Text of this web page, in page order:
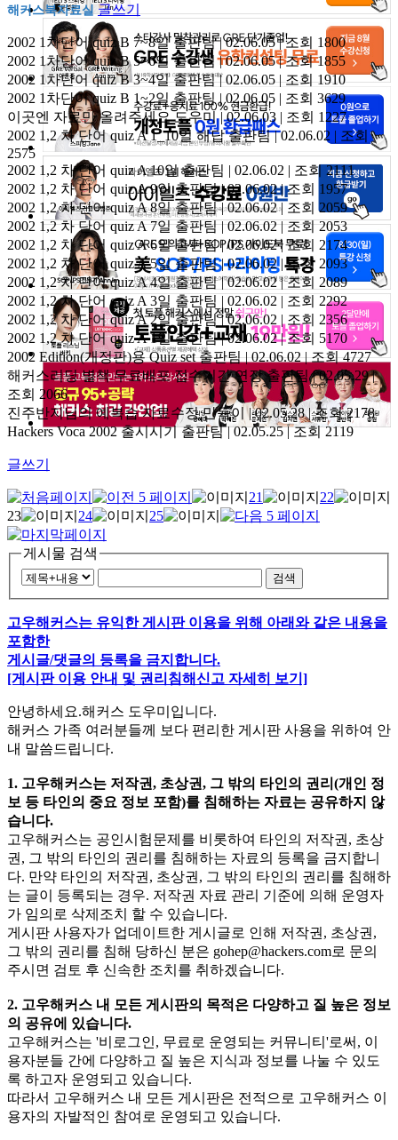
해커스북자료실 글쓰기
2002 1차단어 quiz B 7~8일출판팀 | 02.06.05 | 조회 1800
2002 1차단어 quiz B 5~6일출판팀 | 02.06.05 | 조회 1855
2002 1차단어 quiz B 3~4일출판팀 | 02.06.05 | 조회 1910
2002 1차단어 quiz B 1~2일출판팀 | 02.06.05 | 조회 3629
이곳엔 자료만 올려주세요도우미 | 02.06.03 | 조회 1227
2002 1,2 차 단어 quiz A 1_10일 해답출판팀 | 02.06.02 | 조회
2575
2002 1,2 차 단어 quiz A 10일출판팀 | 02.06.02 | 조회 2111
2002 1,2 차 단어 quiz A 9일출판팀 | 02.06.02 | 조회 1957
2002 1,2 차 단어 quiz A 8일출판팀 | 02.06.02 | 조회 2059
2002 1,2 차 단어 quiz A 7일출판팀 | 02.06.02 | 조회 2053
2002 1,2 차 단어 quiz A 6일출판팀 | 02.06.02 | 조회 2174
2002 1,2 차 단어 quiz A 5일출판팀 | 02.06.02 | 조회 2093
2002 1,2 차 단어 quiz A 4일출판팀 | 02.06.02 | 조회 2089
2002 1,2 차 단어 quiz A 3일 출판팀 | 02.06.02 | 조회 2292
2002 1,2 차 단어 quiz A 2일출판팀 | 02.06.02 | 조회 2356
2002 1,2 차 단어 quiz A 1일출판팀 | 02.06.02 | 조회 5170
2002 Edition(개정판)용 Quiz set출판팀 | 02.06.02 | 조회 4727
해커스리딩 별책 무료배포 접수기간 연장출판팀 | 02.05.29 |
조회 2066
진주반지님의 예복습 자료수정만득이 | 02.05.28 | 조회 2178
Hackers Voca 2002 출시시기출판팀 | 02.05.25 | 조회 2119
글쓰기
21
22
23
24 25
게시물 검색
검색
고우해커스는 유익한 게시판 이용을 위해 아래와 같은 내용을
포함한
게시글/댓글의 등록을 금지합니다.
[게시판 이용 안내 및 권리침해신고 자세히 보기]
안녕하세요.해커스 도우미입니다.
해커스 가족 여러분들께 보다 편리한 게시판 사용을 위하여 안
내 말씀드립니다.
1. 고우해커스는 저작권, 초상권, 그 밖의 타인의 권리(개인 정
보 등 타인의 중요 정보 포함)를 침해하는 자료는 공유하지 않
습니다.
고우해커스는 공인시험문제를 비롯하여 타인의 저작권, 초상
권, 그 밖의 타인의 권리를 침해하는 자료의 등록을 금지합니
다. 만약 타인의 저작권, 초상권, 그 밖의 타인의 권리를 침해하
는 글이 등록되는 경우. 저작권 자료 관리 기준에 의해 운영자
가 임의로 삭제조치 할 수 있습니다.
게시판 사용자가 업데이트한 게시글로 인해 저작권, 초상권,
그 밖의 권리를 침해 당하신 분은 gohep@hackers.com로 문의
주시면 검토 후 신속한 조치를 취하겠습니다.
2. 고우해커스 내 모든 게시판의 목적은 다양하고 질 높은 정보
의 공유에 있습니다.
고우해커스는 '비로그인, 무료로 운영되는 커뮤니티'로써, 이
용자분들 간에 다양하고 질 높은 지식과 정보를 나눌 수 있도
록 하고자 운영되고 있습니다.
따라서 고우해커스 내 모든 게시판은 전적으로 고우해커스 이
용자의 자발적인 참여로 운영되고 있습니다.